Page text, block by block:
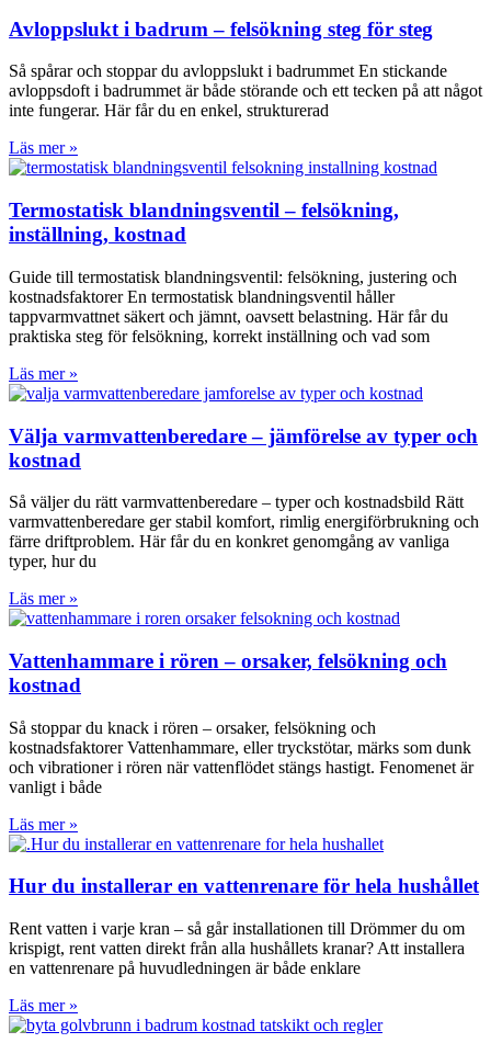
Avloppslukt i badrum – felsökning steg för steg
Så spårar och stoppar du avloppslukt i badrummet En stickande
avloppsdoft i badrummet är både störande och ett tecken på att något
inte fungerar. Här får du en enkel, strukturerad
Läs mer »
Termostatisk blandningsventil – felsökning,
inställning, kostnad
Guide till termostatisk blandningsventil: felsökning, justering och
kostnadsfaktorer En termostatisk blandningsventil håller
tappvarmvattnet säkert och jämnt, oavsett belastning. Här får du
praktiska steg för felsökning, korrekt inställning och vad som
Läs mer »
Välja varmvattenberedare – jämförelse av typer och
kostnad
Så väljer du rätt varmvattenberedare – typer och kostnadsbild Rätt
varmvattenberedare ger stabil komfort, rimlig energiförbrukning och
färre driftproblem. Här får du en konkret genomgång av vanliga
typer, hur du
Läs mer »
Vattenhammare i rören – orsaker, felsökning och
kostnad
Så stoppar du knack i rören – orsaker, felsökning och
kostnadsfaktorer Vattenhammare, eller tryckstötar, märks som dunk
och vibrationer i rören när vattenflödet stängs hastigt. Fenomenet är
vanligt i både
Läs mer »
Hur du installerar en vattenrenare för hela hushållet
Rent vatten i varje kran – så går installationen till Drömmer du om
krispigt, rent vatten direkt från alla hushållets kranar? Att installera
en vattenrenare på huvudledningen är både enklare
Läs mer »